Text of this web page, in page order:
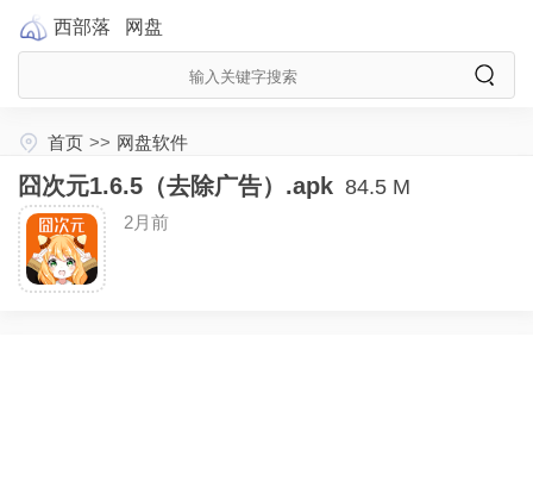
西部落 网盘
首页 >> 网盘软件
囧次元1.6.5（去除广告）.apk 84.5 M
2月前